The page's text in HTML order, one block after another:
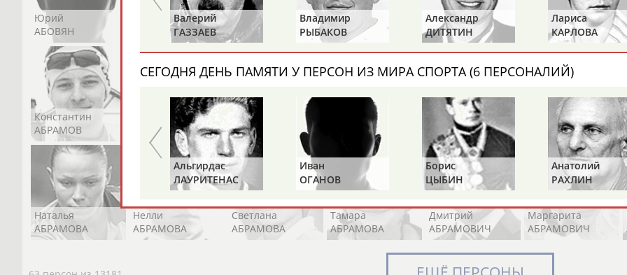
Юрий
АБОВЯН
АБОЗОВИК
Виктор
АБОИМОВ
Элизабет
АБРААМЯН
Захария
АБРАМАШВИЛИ
Александр
АБРАМОВ
Константин
АБРАМОВ
Константин
АБРАМОВ
Николай
АБРАМОВ
АБРАМОВ
Дарья
АБРАМОВА
Екатерина
АБРАМОВА
Наталья
АБРАМОВА
Нелли
АБРАМОВА
Светлана
АБРАМОВА
Тамара
АБРАМОВА
Дмитрий
АБРАМОВИЧ
Маргарита
АБРАМОВИЧ
ГАЗЗАЕВ
Владимир
РЫБАКОВ
Александр
ДИТЯТИН
Лариса
КАРЛОВА
Петр
СЕГОДНЯ ДЕНЬ ПАМЯТИ У ПЕРСОН ИЗ МИРА СПОРТА (6 ПЕРСОНАЛИЙ)
Альгирдас
ЛАУРИТЕНАС
Иван
ОГАНОВ
Борис
ЦЫБИН
Анатолий
РАХЛИН
Александр
ЯГУБКИН